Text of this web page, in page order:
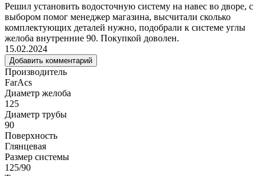
Решил установить водосточную систему на навес во дворе, с
выбором помог менеджер магазина, высчитали сколько
комплектующих деталей нужно, подобрали к системе углы
желоба внутренние 90. Покупкой доволен.
15.02.2024
Добавить комментарий
Производитель
FarAcs
Диаметр желоба
125
Диаметр трубы
90
Поверхность
Глянцевая
Размер системы
125/90